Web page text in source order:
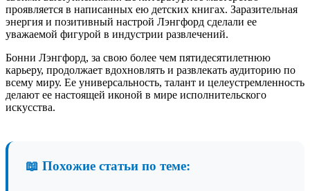
проявляется в написанных ею детских книгах. Заразительная
энергия и позитивный настрой Лэнгфорд сделали ее
уважаемой фигурой в индустрии развлечений.
Бонни Лэнгфорд, за свою более чем пятидесятилетнюю
карьеру, продолжает вдохновлять и развлекать аудиторию по
всему миру. Ее универсальность, талант и целеустремленность
делают ее настоящей иконой в мире исполнительского
искусства.
📖 Похожие статьи по теме: